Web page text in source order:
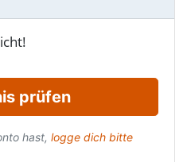
prüfen
hast, logge dich bitte